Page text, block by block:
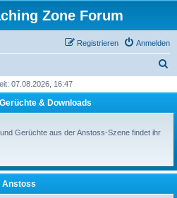
Zone Forum
Anmelden
Registrieren
h
07.08.2026, 16:47
& Downloads
Gerüchte aus der Anstoss-Szene findet ihr
Anstoss